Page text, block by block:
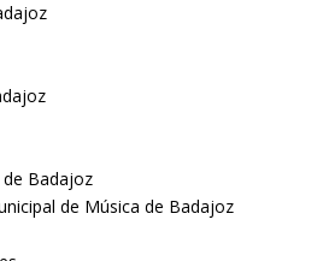
de Badajoz
de Música de Badajoz